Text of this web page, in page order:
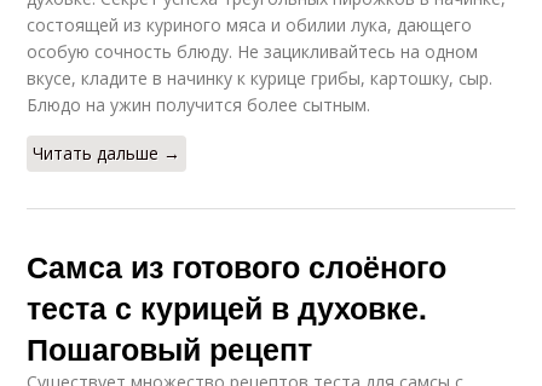
состоящей из куриного мяса и обилии лука, дающего
особую сочность блюду. Не зацикливайтесь на одном
вкусе, кладите в начинку к курице грибы, картошку, сыр.
Блюдо на ужин получится более сытным.
Читать дальше →
Самса из готового слоёного
теста с курицей в духовке.
Пошаговый рецепт